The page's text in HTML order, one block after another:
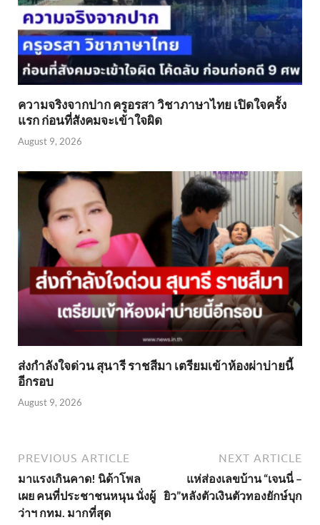
ความจริงจากปาก ครูอรสา วิชาภาษาไทย เปิดใจครั้ง
แรก ก่อนที่สังคมจะเข้าใจผิด
August 9, 2026
ส่งกำลังใจด่วน สุนารี ราชสีมา เตรียมเข้าห้องผ่าบ่ายนี้
อีกรอบ
August 9, 2026
PREVIOUS ARTICLE
มาแรงเกินคาด! นิด้าโพล
เผย คนที่ประชาชนหนุน นั่งผู้
ว่าฯ กทม. มากที่สุด
NEXT ARTICLE
แห่ส่องเลขบ้าน “เจนนี่ –
ยิว”หลังตัวเงินตัวทองยักษ์บุก